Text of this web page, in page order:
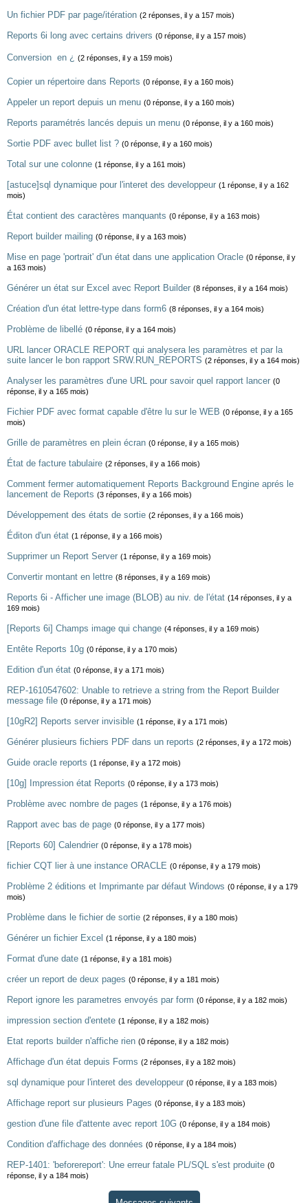
Un fichier PDF par page/itération (2 réponses, il y a 157 mois)
Reports 6i long avec certains drivers (0 réponse, il y a 157 mois)
Conversion  en ¿ (2 réponses, il y a 159 mois)
Copier un répertoire dans Reports (0 réponse, il y a 160 mois)
Appeler un report depuis un menu (0 réponse, il y a 160 mois)
Reports paramétrés lancés depuis un menu (0 réponse, il y a 160 mois)
Sortie PDF avec bullet list ? (0 réponse, il y a 160 mois)
Total sur une colonne (1 réponse, il y a 161 mois)
[astuce]sql dynamique pour l'interet des developpeur (1 réponse, il y a 162
mois)
État contient des caractères manquants (0 réponse, il y a 163 mois)
Report builder mailing (0 réponse, il y a 163 mois)
Mise en page 'portrait' d'un état dans une application Oracle (0 réponse, il y
a 163 mois)
Générer un état sur Excel avec Report Builder (8 réponses, il y a 164 mois)
Création d'un état lettre-type dans form6 (8 réponses, il y a 164 mois)
Problème de libellé (0 réponse, il y a 164 mois)
URL lancer ORACLE REPORT qui analysera les paramètres et par la
suite lancer le bon rapport SRW.RUN_REPORTS (2 réponses, il y a 164 mois)
Analyser les paramètres d'une URL pour savoir quel rapport lancer (0
réponse, il y a 165 mois)
Fichier PDF avec format capable d'être lu sur le WEB (0 réponse, il y a 165
mois)
Grille de paramètres en plein écran (0 réponse, il y a 165 mois)
État de facture tabulaire (2 réponses, il y a 166 mois)
Comment fermer automatiquement Reports Background Engine aprés le
lancement de Reports (3 réponses, il y a 166 mois)
Développement des états de sortie (2 réponses, il y a 166 mois)
Éditon d'un état (1 réponse, il y a 166 mois)
Supprimer un Report Server (1 réponse, il y a 169 mois)
Convertir montant en lettre (8 réponses, il y a 169 mois)
Reports 6i - Afficher une image (BLOB) au niv. de l'état (14 réponses, il y a
169 mois)
[Reports 6i] Champs image qui change (4 réponses, il y a 169 mois)
Entête Reports 10g (0 réponse, il y a 170 mois)
Edition d'un état (0 réponse, il y a 171 mois)
REP-1610547602: Unable to retrieve a string from the Report Builder
message file (0 réponse, il y a 171 mois)
[10gR2] Reports server invisible (1 réponse, il y a 171 mois)
Générer plusieurs fichiers PDF dans un reports (2 réponses, il y a 172 mois)
Guide oracle reports (1 réponse, il y a 172 mois)
[10g] Impression état Reports (0 réponse, il y a 173 mois)
Problème avec nombre de pages (1 réponse, il y a 176 mois)
Rapport avec bas de page (0 réponse, il y a 177 mois)
[Reports 60] Calendrier (0 réponse, il y a 178 mois)
fichier CQT lier à une instance ORACLE (0 réponse, il y a 179 mois)
Problème 2 éditions et Imprimante par défaut Windows (0 réponse, il y a 179
mois)
Problème dans le fichier de sortie (2 réponses, il y a 180 mois)
Générer un fichier Excel (1 réponse, il y a 180 mois)
Format d'une date (1 réponse, il y a 181 mois)
créer un report de deux pages (0 réponse, il y a 181 mois)
Report ignore les parametres envoyés par form (0 réponse, il y a 182 mois)
impression section d'entete (1 réponse, il y a 182 mois)
Etat reports builder n'affiche rien (0 réponse, il y a 182 mois)
Affichage d'un état depuis Forms (2 réponses, il y a 182 mois)
sql dynamique pour l'interet des developpeur (0 réponse, il y a 183 mois)
Affichage report sur plusieurs Pages (0 réponse, il y a 183 mois)
gestion d'une file d'attente avec report 10G (0 réponse, il y a 184 mois)
Condition d'affichage des données (0 réponse, il y a 184 mois)
REP-1401: 'beforereport': Une erreur fatale PL/SQL s'est produite (0
réponse, il y a 184 mois)